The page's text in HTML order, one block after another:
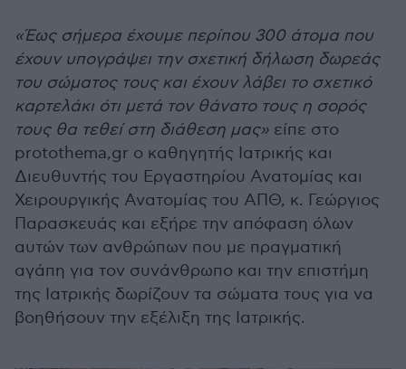
«Έως σήμερα έχουμε περίπου 300 άτομα που
έχουν υπογράψει την σχετική δήλωση δωρεάς
του σώματος τους και έχουν λάβει το σχετικό
καρτελάκι ότι μετά τον θάνατο τους η σορός
τους θα τεθεί στη διάθεση μας» είπε στο
protothema,gr ο καθηγητής Ιατρικής και
Διευθυντής του Εργαστηρίου Ανατομίας και
Χειρουργικής Ανατομίας του ΑΠΘ, κ. Γεώργιος
Παρασκευάς και εξήρε την απόφαση όλων
αυτών των ανθρώπων που με πραγματική
αγάπη για τον συνάνθρωπο και την επιστήμη
της Ιατρικής δωρίζουν τα σώματα τους για να
βοηθήσουν την εξέλιξη της Ιατρικής.